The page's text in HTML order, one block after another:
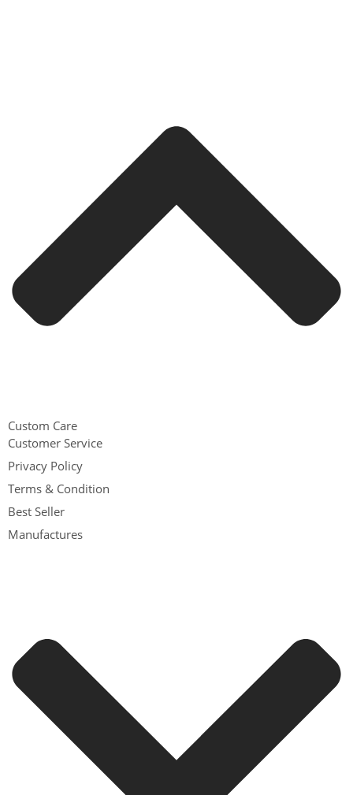
Custom Care
Customer Service
Privacy Policy
Terms & Condition
Best Seller
Manufactures